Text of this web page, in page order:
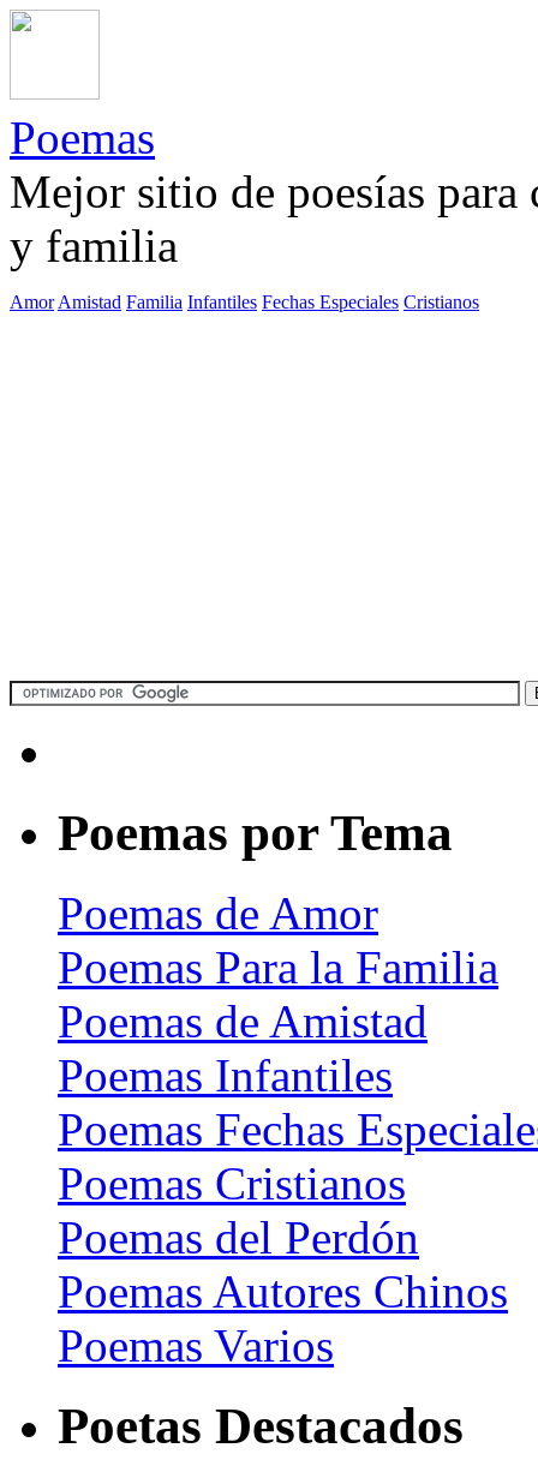
Poemas
Mejor sitio de poesías
y familia
Amor Amistad Familia Infantiles Fechas Especiales Cristianos
Poemas por Tema
Poemas de Amor
Poemas Para la Familia
Poemas de Amistad
Poemas Infantiles
Poemas Fechas
Poemas Cristianos
Poemas del Perdón
Poemas Autores Chinos
Poemas Varios
Poetas Destacados